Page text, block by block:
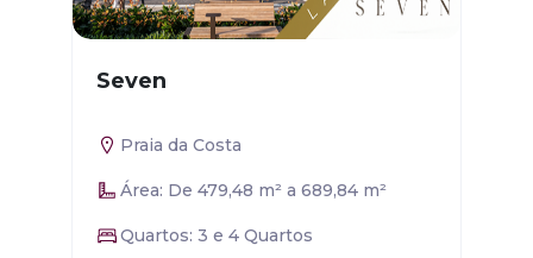
Seven
Praia da Costa
Área: De 479,48 m² a 689,84 m²
Quartos: 3 e 4 Quartos